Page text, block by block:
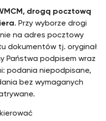
drogą pocztową
. Przy wyborze drogi
na adres pocztowy
dokumentów tj. oryginał
Państwa podpisem wraz
podania niepodpisane,
bez wymaganych